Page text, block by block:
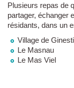
Plusieurs repas de
partager, échanger
résidants, dans un
Village de
Le Masnau
Le Mas Viel